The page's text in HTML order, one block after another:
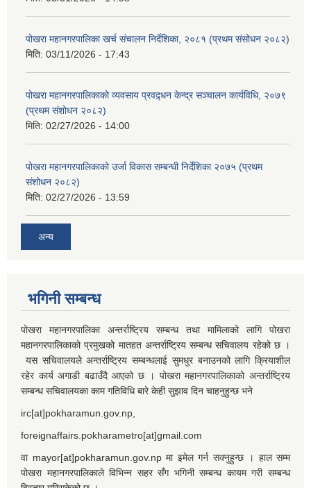
पोखरा महानगरपालिका खर्च संचालन निर्देशिका, २०८१ (प्रथम संसोधन २०८२)
मिति: 03/11/2026 - 17:43
पोखरा महानगरपालिकाको व्यवसाय प्रवद्र्धन केन्द्र सञ्चालन कार्यविधि, २०७९
(प्रथम संशोधन २०८२)
मिति: 02/27/2026 - 14:00
पोखरा महानगरपालिकाको उर्जा विकास सम्बन्धी निर्देशिका २०७५ (प्रथम
संशोधन २०८२)
मिति: 02/27/2026 - 13:59
अन्य
भगिनी सम्बन्ध
पोखरा महानगरपालिका अन्तर्राष्ट्रिय सम्बन्ध तथा मामिलाको लागि पोखरा
महानगरपालिकाको प्रमुखको मातहत अन्तर्राष्ट्रिय सम्बन्ध सचिवालय रहेको छ ।
यस सचिवालयले अन्तर्राष्ट्रिय सम्बन्धलाई सुमधुर बनाउनको लागि क्रियाशील
रहेर कार्य अगाडी बढाउँदै आएको छ । पोखरा महानगरपालिकाको अन्तर्राष्ट्रिय
सम्बन्ध सचिवालयका काम गतिविधि बारे केही सुझाव दिन चाहनुहुन्छ भने
irc[at]pokharamun.gov.np,
foreignaffairs.pokharametro[at]gmail.com
वा mayor[at]pokharamun.gov.np मा इमेल गर्न सक्नुहुन्छ । हाल सम्म
पोखरा महानगरपालिकाले विभिन्न सहर सँग भगिनी सम्बन्ध कायम गरी सम्बन्ध